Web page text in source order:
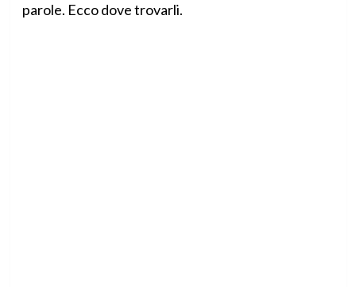
parole. Ecco dove trovarli.